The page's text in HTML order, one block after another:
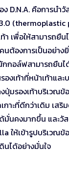
D.N.A. คือการนำ
(thermoplastic
า เพื่อให้สามารถยื
ต้องการเป็นอย่าง
กอล์ฟสามารถยืนไ
งเท้าที่หน้าเท้าและ
ปุ่มรองเท้าบริเวณข้
กาะที่ดีกว่าเดิม เสริ
มั่นคงมากขึ้น และวั
ให้เข้ารูปบริเวณข้
นได้อย่างมั่นใจ